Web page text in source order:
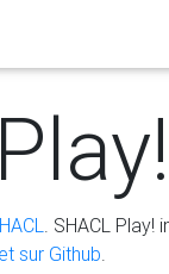
. SHACL Play!
sur Github